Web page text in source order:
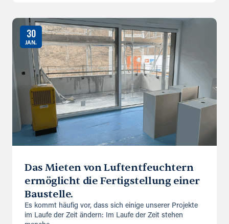
30
JAN.
Das Mieten von Luftentfeuchtern
ermöglicht die Fertigstellung einer
Baustelle.
Es kommt häufig vor, dass sich einige unserer Projekte
im Laufe der Zeit ändern: Im Laufe der Zeit stehen